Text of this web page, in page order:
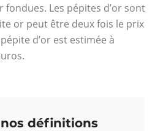
fondues. Les pépites d’or sont
or peut être deux fois le prix
d’or est estimée à
définitions